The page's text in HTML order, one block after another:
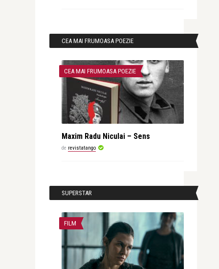
CEA MAI FRUMOASA POEZIE
CEA MAI FRUMOASA POEZIE
Maxim Radu Niculai – Sens
de revistatango
SUPERSTAR
FILM